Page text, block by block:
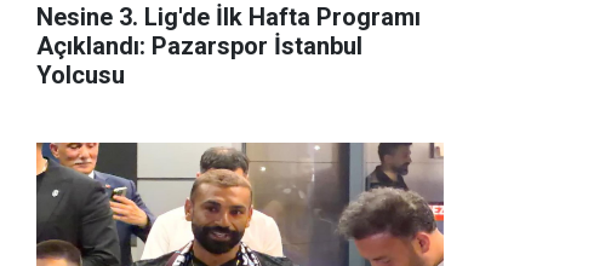
Nesine 3. Lig'de İlk Hafta Programı
Açıklandı: Pazarspor İstanbul
Yolcusu